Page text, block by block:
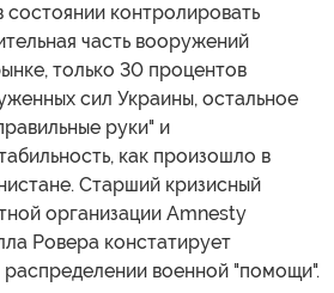
контролировать
часть вооружений
только 30 процентов
сил Украины, остальное
руки" и
как произошло в
Старший кризисный
организации Amnesty
Ровера констатирует
распределении военной "помощи".